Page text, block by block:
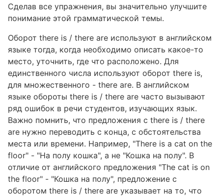
Сделав все упражнения, вы значительно улучшите
понимание этой грамматической темы.
Оборот there is / there are используют в английском
языке тогда, когда необходимо описать какое-то
место, уточнить, где что расположено. Для
единственного числа используют оборот there is,
для множественного - there are. В английском
языке обороты there is / there are часто вызывают
ряд ошибок в речи студентов, изучающих язык.
Важно помнить, что предложения с there is / there
are нужно переводить с конца, с обстоятельства
места или времени. Например, "There is a cat on the
floor" - "На полу кошка", а не "Кошка на полу". В
отличие от английского предложения "The cat is on
the floor" - "Кошка на полу", предложение с
оборотом there is / there are указывает на то, что